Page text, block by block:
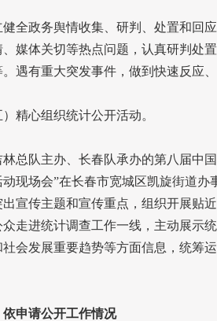
政务舆情收集、研判、处置和回应
、媒体关切等热点问题，认真研判处
。遇有重大突发事件，做到快速反应
心组织统计公开活动。
队主办、长春队承办的第八届中
现场会”在长春市宽城区凯旋街道
出宣传主题和宣传重点，组织开展贴
走进统计调查工作一线，主动展示
社会发展重要趋势等方面信息，统筹
请公开工作情况